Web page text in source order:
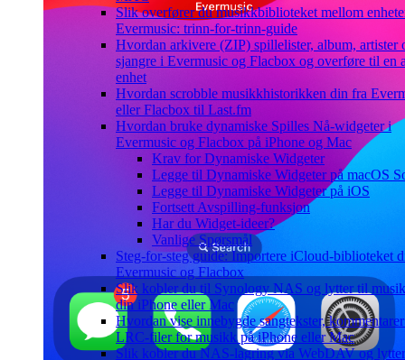
Slik overfører du musikkbiblioteket mellom
Evermusic: trinn-for-trinn-guide
Hvordan arkivere (ZIP) spillelister, album, artister
sjangre i Evermusic og Flacbox og overføre til en
enhet
Hvordan scrobble musikkhistorikken din fra
eller Flacbox til Last.fm
Hvordan bruke dynamiske Spilles Nå-widgeter i
Evermusic og Flacbox på iPhone og Mac
Krav for Dynamiske Widgeter
Legge til Dynamiske Widgeter på macOS
Legge til Dynamiske Widgeter på iOS
Fortsett Avspilling-funksjon
Har du Widget-ideer?
Vanlige Spørsmål
Steg-for-steg guide: Importere iCloud-biblioteket
Evermusic og Flacbox
Slik kobler du til Synology NAS og lytter til
din iPhone eller Mac
Hvordan vise innebygde sangtekster,
LRC-filer for musikk på iPhone eller Mac
Slik kobler du NAS-lagring via WebDAV og